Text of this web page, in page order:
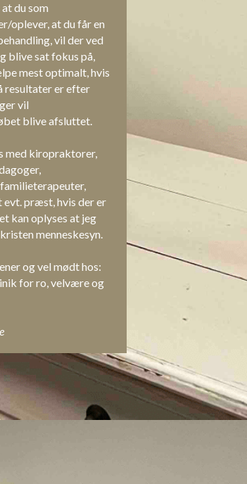
du som
oplever, at du får en
vil der ved
blive sat fokus på,
mest optimalt, hvis
resultater er efter
vil
blive afsluttet.
med kiropraktorer,
præst, hvis der er
kan oplyses at jeg
menneskesyn.
og vel mødt hos:
for ro, velvære og